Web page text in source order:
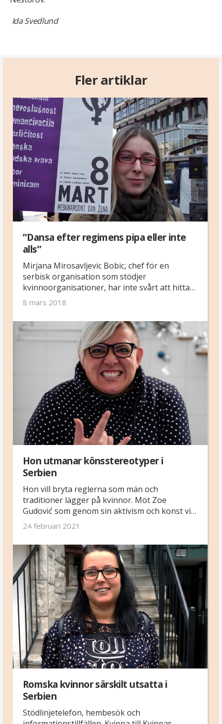
Ida Svedlund
Fler artiklar
”Dansa efter regimens pipa eller inte
alls”
Mirjana Mirosavljevic Bobic, chef för en
serbisk organisation som stödjer
kvinnoorganisationer, har inte svårt att hitta
exempel på hur handlingsutrymmet krymper
rättigheter. ”Genom att vara så synliga krossar
vi de traditionella rollerna och det gör alla
konservativa och fascister förbannade”, säger
8 mars 2018
Hon utmanar könsstereotyper i
Serbien
Hon vill bryta reglerna som män och
traditioner lägger på kvinnor. Möt Zoe
Gudović som genom sin aktivism och konst vill
skapa mer utrymme för kvinnor i samhället.
24 februari 2021
Romska kvinnor särskilt utsatta i
Serbien
Stödlinjetelefon, hembesök och